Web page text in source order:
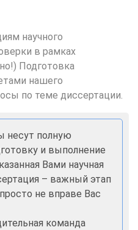
научного
в рамках
Подготовка
нашего
по теме диссертации.
несут полную
и выполнение
Вами научная
– важный этап
не вправе Вас
команда